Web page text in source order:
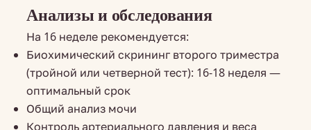
Анализы и обследования
На 16 неделе рекомендуется:
Биохимический скрининг второго триместра
(тройной или четверной тест): 16-18 неделя —
оптимальный срок
Общий анализ мочи
Контроль артериального давления и веса